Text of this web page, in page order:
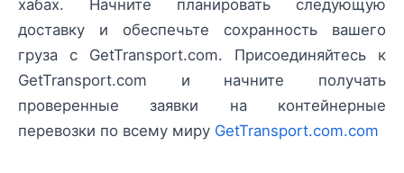
хабах. Начните планировать следующую
доставку и обеспечьте сохранность вашего
груза с GetTransport.com. Присоединяйтесь к
GetTransport.com и начните получать
проверенные заявки на контейнерные
перевозки по всему миру GetTransport.com.com